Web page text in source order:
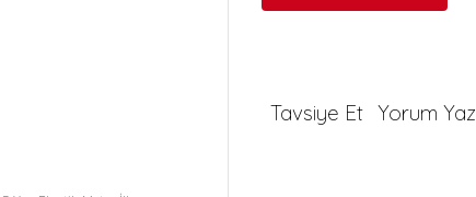
Tavsiye Et Yorum Yaz